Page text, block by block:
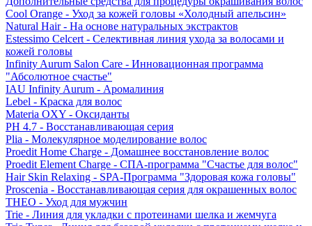
Cool Orange - Уход за кожей головы «Холодный апельсин»
Natural Hair - На основе натуральных экстрактов
Estessimo Celcert - Селективная линия ухода за волосами и
кожей головы
Infinity Aurum Salon Care - Инновационная программа
"Абсолютное счастье"
IAU Infinity Aurum - Аромалиния
Lebel - Краска для волос
Materia OXY - Оксиданты
PH 4.7 - Восстанавливающая серия
Plia - Молекулярное моделирование волос
Proedit Home Charge - Домашнее восстановление волос
Proedit Element Charge - СПА-программа "Счастье для волос"
Hair Skin Relaxing - SPA-Программа "Здоровая кожа головы"
Proscenia - Восстанавливающая серия для окрашенных волос
THEO - Уход для мужчин
Trie - Линия для укладки с протеинами шелка и жемчуга